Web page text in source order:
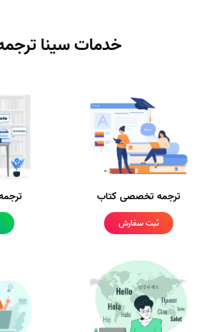
خدمات سینا
ترجمه تخصصی کتاب
ثبت سفارش